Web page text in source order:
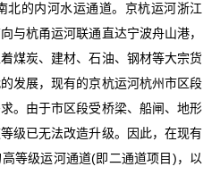
北的内河水运通道。京杭运河浙江
与杭甬运河联通直达宁波舟山港，
煤炭、建材、石油、钢材等大宗货
发展，现有的京杭运河杭州市区段
。由于市区段受桥梁、船闸、地形
级已无法改造升级。因此，在现有
等级运河通道(即二通道项目)，以